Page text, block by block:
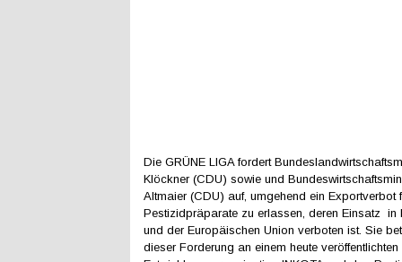
Die GRÜNE LIGA fordert
Klöckner (CDU) sowie und
Altmaier (CDU) auf, umgehend ein Exportverbot
Pestizidpräparate zu erlassen, deren Einsatz in
und der Europäischen Union verboten ist. Sie
dieser Forderung an einem heute